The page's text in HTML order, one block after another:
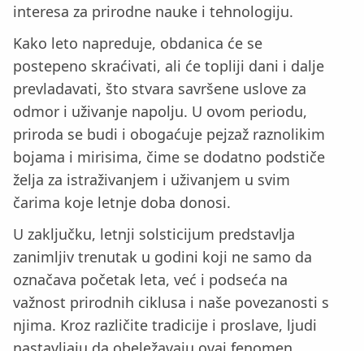
interesa za prirodne nauke i tehnologiju.
Kako leto napreduje, obdanica će se
postepeno skraćivati, ali će topliji dani i dalje
prevladavati, što stvara savršene uslove za
odmor i uživanje napolju. U ovom periodu,
priroda se budi i obogaćuje pejzaž raznolikim
bojama i mirisima, čime se dodatno podstiče
želja za istraživanjem i uživanjem u svim
čarima koje letnje doba donosi.
U zaključku, letnji solsticijum predstavlja
zanimljiv trenutak u godini koji ne samo da
označava početak leta, već i podseća na
važnost prirodnih ciklusa i naše povezanosti s
njima. Kroz različite tradicije i proslave, ljudi